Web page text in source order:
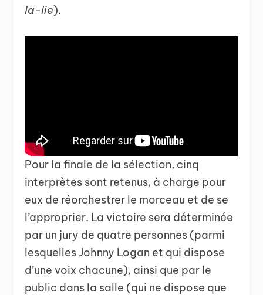
la-lie).
Pour la finale de la sélection, cinq
interprètes sont retenus, à charge pour
eux de réorchestrer le morceau et de se
l’approprier. La victoire sera déterminée
par un jury de quatre personnes (parmi
lesquelles Johnny Logan et qui dispose
d’une voix chacune), ainsi que par le
public dans la salle (qui ne dispose que